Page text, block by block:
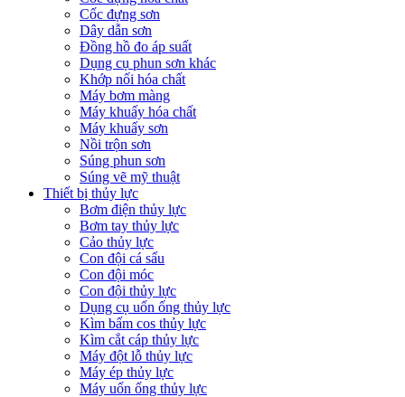
Cốc đựng sơn
Dây dẫn sơn
Đồng hồ đo áp suất
Dụng cụ phun sơn khác
Khớp nối hóa chất
Máy bơm màng
Máy khuấy hóa chất
Máy khuấy sơn
Nồi trộn sơn
Súng phun sơn
Súng vẽ mỹ thuật
Thiết bị thủy lực
Bơm điện thủy lực
Bơm tay thủy lực
Cảo thủy lực
Con đội cá sấu
Con đội móc
Con đội thủy lực
Dụng cụ uốn ống thủy lực
Kìm bấm cos thủy lực
Kìm cắt cáp thủy lực
Máy đột lỗ thủy lực
Máy ép thủy lực
Máy uốn ống thủy lực